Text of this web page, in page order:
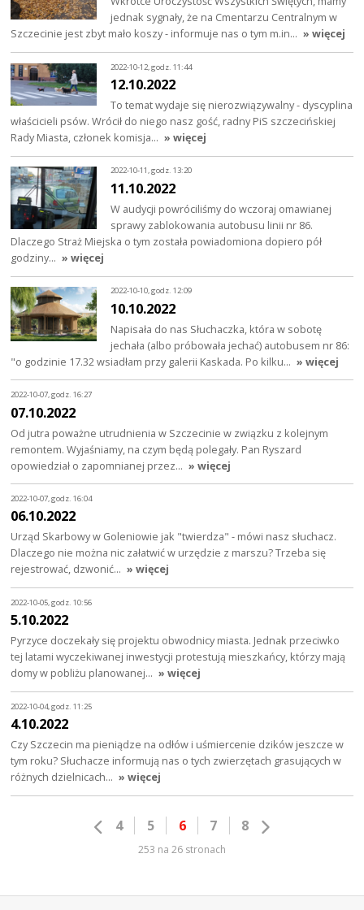
jednak sygnały, że na Cmentarzu Centralnym w
Szczecinie jest zbyt mało koszy - informuje nas o tym m.in… » więcej
2022-10-12, godz. 11:44
12.10.2022
To temat wydaje się nierozwiązywalny - dyscyplina
właścicieli psów. Wrócił do niego nasz gość, radny PiS szczecińskiej
Rady Miasta, członek komisja… » więcej
2022-10-11, godz. 13:20
11.10.2022
W audycji powróciliśmy do wczoraj omawianej
sprawy zablokowania autobusu linii nr 86.
Dlaczego Straż Miejska o tym została powiadomiona dopiero pół
godziny… » więcej
2022-10-10, godz. 12:09
10.10.2022
Napisała do nas Słuchaczka, która w sobotę
jechała (albo próbowała jechać) autobusem nr 86:
"o godzinie 17.32 wsiadłam przy galerii Kaskada. Po kilku… » więcej
2022-10-07, godz. 16:27
07.10.2022
Od jutra poważne utrudnienia w Szczecinie w związku z kolejnym
remontem. Wyjaśniamy, na czym będą polegały. Pan Ryszard
opowiedział o zapomnianej przez… » więcej
2022-10-07, godz. 16:04
06.10.2022
Urząd Skarbowy w Goleniowie jak "twierdza" - mówi nasz słuchacz.
Dlaczego nie można nic załatwić w urzędzie z marszu? Trzeba się
rejestrować, dzwonić… » więcej
2022-10-05, godz. 10:56
5.10.2022
Pyrzyce doczekały się projektu obwodnicy miasta. Jednak przeciwko
tej latami wyczekiwanej inwestycji protestują mieszkańcy, którzy mają
domy w pobliżu planowanej… » więcej
2022-10-04, godz. 11:25
4.10.2022
Czy Szczecin ma pieniądze na odłów i uśmiercenie dzików jeszcze w
tym roku? Słuchacze informują nas o tych zwierzętach grasujących w
różnych dzielnicach… » więcej
4 5 6 7 8
253 na 26 stronach